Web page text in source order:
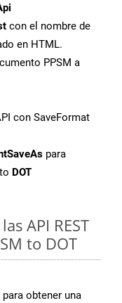
con el nombre de
en HTML.
PPSM a
con SaveFormat
para
DOT
API REST
to DOT
para obtener una